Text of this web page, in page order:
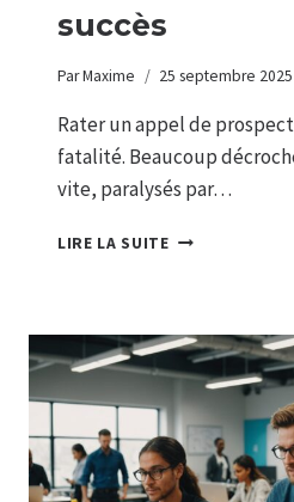
succès
ParMaxime 25 septembre 2025
Rater un appel de
fatalité. Beaucoup
vite, paralysés par…
LIRE LA SUITELA
VOS
APPELS
DE
VENTE
POUR
GARANTIR